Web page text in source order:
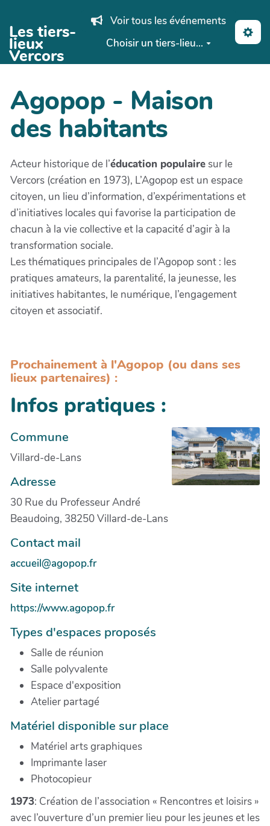
Aller au contenu principal
Les tiers-
lieux
Vercors
Voir tous les événements
Choisir un tiers-lieu...
Agopop - Maison
des habitants
Acteur historique de l’éducation populairesur le
Vercors (création en 1973), L’Agopop est un espace
citoyen, un lieu d’information, d’expérimentations et
d’initiatives locales qui favorise la participation de
chacun à la vie collective et la capacité d’agir à la
transformation sociale.
Les thématiques principales de l’Agopop sont : les
pratiques amateurs, la parentalité, la jeunesse, les
initiatives habitantes, le numérique, l’engagement
citoyen et associatif.
Prochainement à l'Agopop (ou dans ses
lieux partenaires) :
Infos pratiques :
Commune
Villard-de-Lans
Adresse
30 Rue du Professeur André
Beaudoing, 38250 Villard-de-Lans
Contact mail
accueil@agopop.fr
Site internet
https://www.agopop.fr
Types d'espaces proposés
Salle de réunion
Salle polyvalente
Espace d'exposition
Atelier partagé
Matériel disponible sur place
Matériel arts graphiques
Imprimante laser
Photocopieur
1973: Création de l’association « Rencontres et loisirs »
avec l’ouverture d’un premier lieu pour les jeunes et les